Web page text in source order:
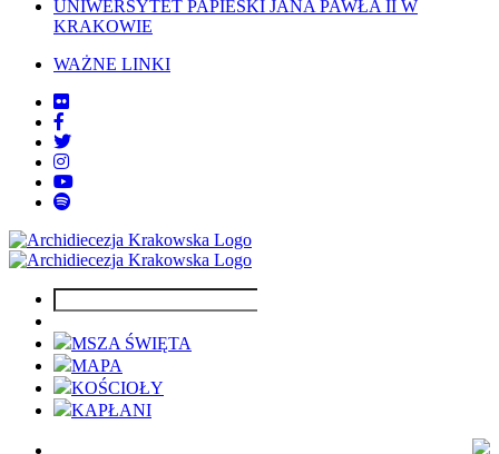
UNIWERSYTET PAPIESKI JANA PAWŁA II W
KRAKOWIE
WAŻNE LINKI
MSZA ŚWIĘTA
MAPA
KOŚCIOŁY
KAPŁANI